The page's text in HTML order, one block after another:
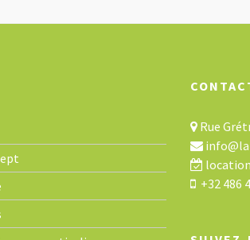
Rue
+32 486